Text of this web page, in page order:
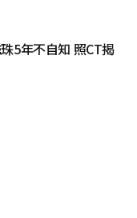
5年不自知 照CT揭